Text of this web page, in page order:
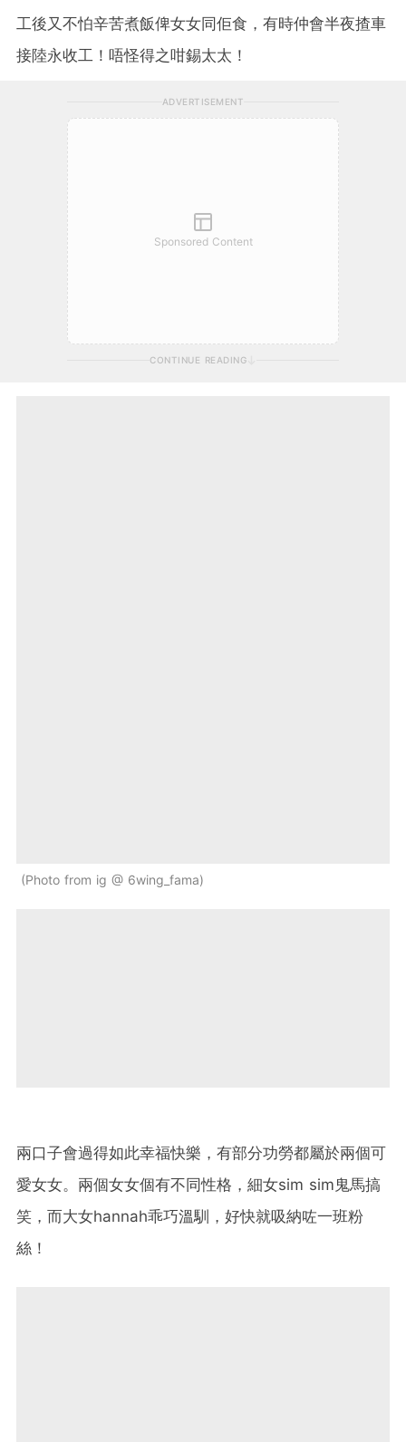
工後又不怕辛苦煮飯俾女女同佢食，有時仲會半夜揸車
接陸永收工！唔怪得之咁錫太太！
ADVERTISEMENT
Sponsored Content
CONTINUE READING
Photo from ig @ 6wing_fama
兩口子會過得如此幸福快樂，有部分功勞都屬於兩個可
愛女女。兩個女女個有不同性格，細女sim sim鬼馬搞
笑，而大女hannah乖巧溫馴，好快就吸納咗一班粉
絲！